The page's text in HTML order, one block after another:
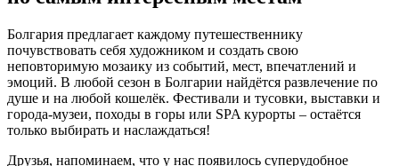
Болгария предлагает каждому путешественнику
почувствовать себя художником и создать свою
неповторимую мозаику из событий, мест, впечатлений и
эмоций. В любой сезон в Болгарии найдётся развлечение по
душе и на любой кошелёк. Фестивали и тусовки, выставки и
города-музеи, походы в горы или SPA курорты – остаётся
только выбирать и наслаждаться!
Друзья, напоминаем, что у нас появилось суперудобное